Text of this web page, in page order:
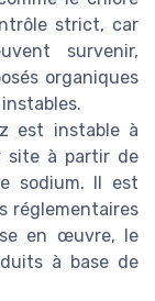
strict, car
survenir,
organiques
est instable à
site à partir de
sodium. Il est
réglementaires
en œuvre, le
à base de